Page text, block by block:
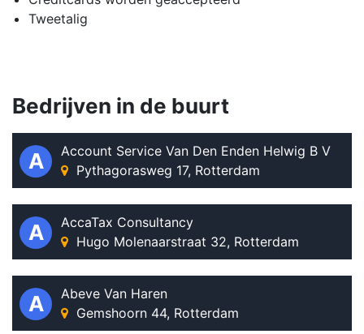
Tweetalig
Bedrijven in de buurt
A
Account Service Van Den Enden Helwig B V
Pythagorasweg 17, Rotterdam
A
AccaTax Consultancy
Hugo Molenaarstraat 32, Rotterdam
A
Abeve Van Haren
Gemshoorn 44, Rotterdam